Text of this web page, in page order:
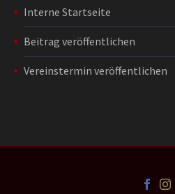
Interne Startseite
Beitrag veröffentlichen
Vereinstermin veröffentlichen